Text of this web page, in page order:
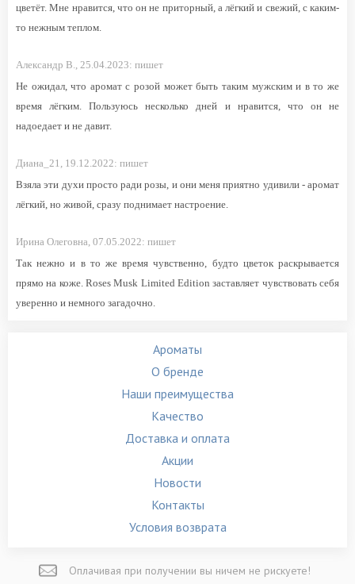
цветёт. Мне нравится, что он не приторный, а лёгкий и свежий, с каким-
то нежным теплом.
Александр В., 25.04.2023: пишет
Не ожидал, что аромат с розой может быть таким мужским и в то же
время лёгким. Пользуюсь несколько дней и нравится, что он не
надоедает и не давит.
Диана_21, 19.12.2022: пишет
Взяла эти духи просто ради розы, и они меня приятно удивили - аромат
лёгкий, но живой, сразу поднимает настроение.
Ирина Олеговна, 07.05.2022: пишет
Так нежно и в то же время чувственно, будто цветок раскрывается
прямо на коже. Roses Musk Limited Edition заставляет чувствовать себя
уверенно и немного загадочно.
Ароматы
О бренде
Наши преимущества
Качество
Доставка и оплата
Акции
Новости
Контакты
Условия возврата
Оплачивая при получении вы ничем не рискуете!